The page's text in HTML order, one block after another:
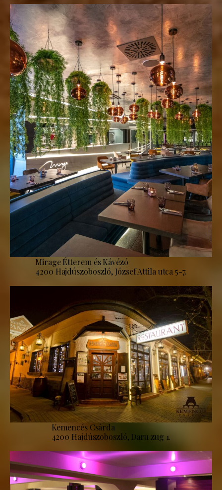
Mirage Étterem és Kávézó
4200 Hajdúszoboszló, József Attila utca 5-7.
Kemencés Csárda
4200 Hajdúszoboszló, Daru zug 1.